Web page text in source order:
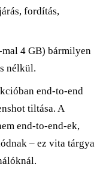
fordítás,
4 GB) bármilyen
nélkül.
end-to-end
tiltása. A
end-to-end-ek,
– ez vita tárgya